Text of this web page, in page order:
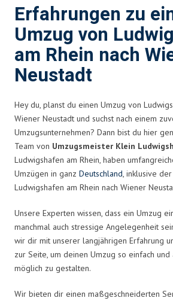
Erfahrungen zu
Umzug von
am Rhein nach
Neustadt
Hey du, planst du einen Umzug von
Wiener Neustadt und suchst nach einem
Umzugsunternehmen? Dann bist du hier
Team von Umzugsmeister Klein
Ludwigshafen am Rhein, haben
Umzügen in ganz Deutschland, inklusive
Ludwigshafen am Rhein nach Wiener
Unsere Experten wissen, dass ein Umzug
manchmal auch stressige Angelegenheit
wir dir mit unserer langjährigen Erfahrung
zur Seite, um deinen Umzug so einfach
möglich zu gestalten.
Wir bieten dir einen maßgeschneiderten